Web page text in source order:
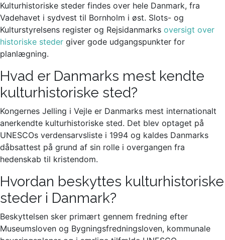
Kulturhistoriske steder findes over hele Danmark, fra
Vadehavet i sydvest til Bornholm i øst. Slots- og
Kulturstyrelsens register og Rejsidanmarks oversigt over
historiske steder giver gode udgangspunkter for
planlægning.
Hvad er Danmarks mest kendte
kulturhistoriske sted?
Kongernes Jelling i Vejle er Danmarks mest internationalt
anerkendte kulturhistoriske sted. Det blev optaget på
UNESCOs verdensarvsliste i 1994 og kaldes Danmarks
dåbsattest på grund af sin rolle i overgangen fra
hedenskab til kristendom.
Hvordan beskyttes kulturhistoriske
steder i Danmark?
Beskyttelsen sker primært gennem fredning efter
Museumsloven og Bygningsfredningsloven, kommunale